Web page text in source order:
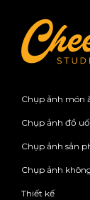
Chụp ảnh món
Chụp ảnh đồ
Chụp ảnh sản
Chụp ảnh
Thiết kế